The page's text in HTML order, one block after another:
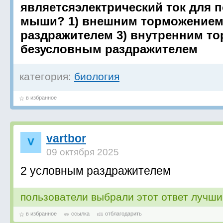
являетсяэлектрический ток для
мыши? 1) внешним
раздражителем 3) внутренним
безусловным раздражителем
категория: биология
в избранное
vartbor
09 октября 2025
2 условным раздражителем
пользователи выбрали этот ответ
в избранное ссылка отблагодарить